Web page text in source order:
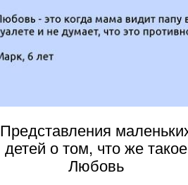
Представления
детей о том, что же такое
Любовь